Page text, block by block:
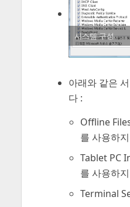
시스템 구성
아래와 같은
다 :
Offline
를 사용하
Tablet PC
를 사용하
Terminal